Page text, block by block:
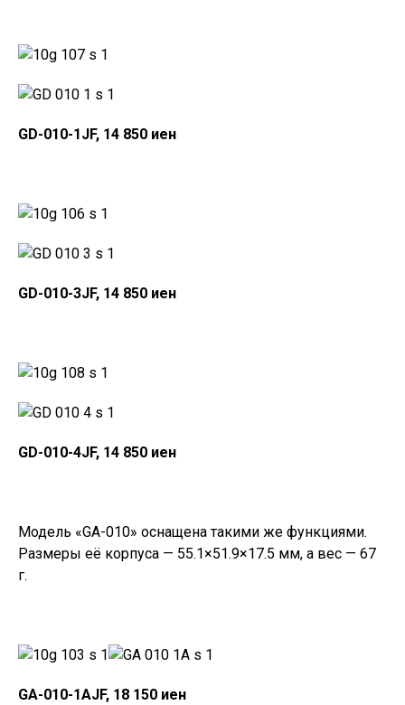
GD-010-1JF, 14 850 иен
GD-010-3JF, 14 850 иен
GD-010-4JF, 14 850 иен
Модель «GA-010» оснащена такими же функциями.
Размеры её корпуса — 55.1×51.9×17.5 мм, а вес — 67
г.
GA-010-1AJF, 18 150 иен